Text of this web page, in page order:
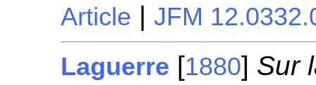
Article |JFM
Laguerre [1880] Sur